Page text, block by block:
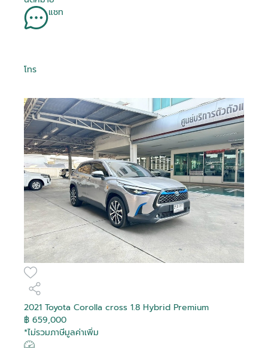
แชท
โทร
2021 Toyota Corolla cross 1.8 Hybrid Premium
฿ 659,000
*ไม่รวมภาษีมูลค่าเพิ่ม